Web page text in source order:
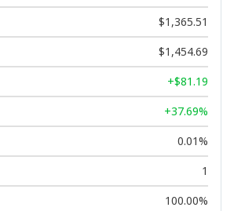
$1,365.51
$1,454.69
+$81.19
+37.69%
0.01%
1
100.00%